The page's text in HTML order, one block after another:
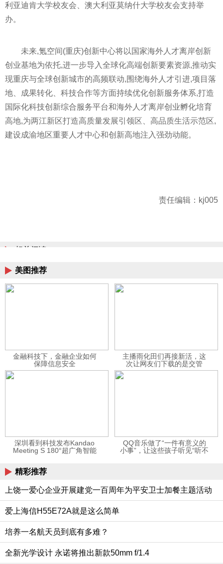
利亚迪肯大学校友会、澳大利亚莫纳什大学校友会支持举
办。
未来,氪空间(重庆)创新中心将以 国家海外人才离岸创新
创业基地为依托,进一步导入全球化高端创新要素资源,推动实
现重庆与全球创新城市的高频联动,围绕海外人才引进,项目落
地、成果转化、科技合作等方面持续优化创新服务体系,打造
国际化科技创新综合服务平台和海外人才离岸创业孵化培育
高地,为两江新区打造高质量发展引领区、高品质生活示范区,
建设成渝地区重要人才中心和创新高地注入强劲动能。
责任编辑：kj005
相关阅读
美图推荐
金融科技下，金融企业如何
保障信息安全
主播雨化田们再接新活，这
次让网友们下载的是交管
12123APP
深圳看到科技发布Kandao
Meeting S 180°超广角智能
QQ音乐做了“一件有意义的
小事”，让这些孩子听见“听不
精彩推荐
上饶一爱心企业开展建党一百周年为平安卫士加餐主题活动
爱上海信H55E72A就是这么简单
培养一名航天员到底有多难？
全新光学设计 永诺将推出新款50mm f/1.4